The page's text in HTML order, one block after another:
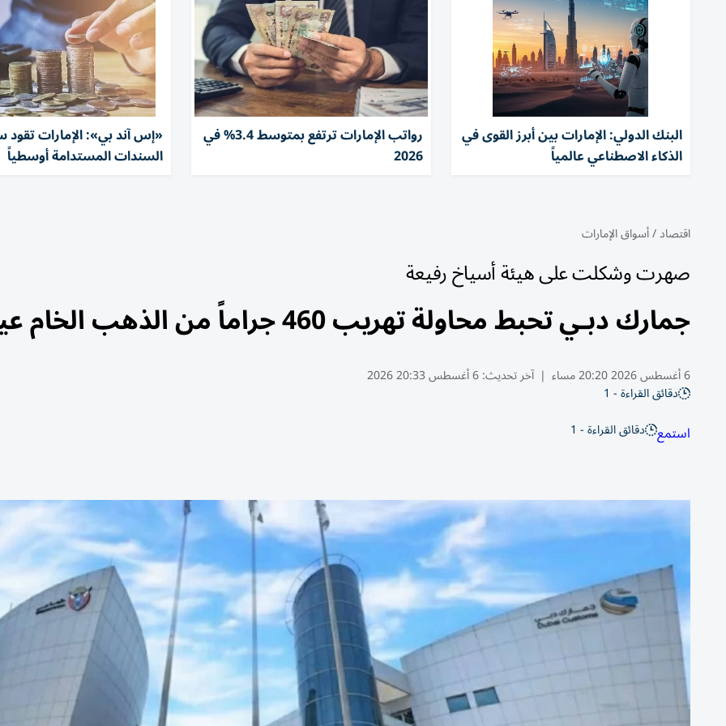
البنك الدولي: الإمارات بين أبرز القوى في
الذكاء الاصطناعي عالمياً
رواتب الإمارات ترتفع بمتوسط 3.4% في
2026
«إس آند بي»: الإمارات
السندات المستدامة أوسطياً
اقتصاد/أسواق الإمارات
صهرت وشكلت على هيئة أسياخ رفيعة
جمارك دبـي تحبط محاولة تهريب 460 جراماً من الذهب الخام عيار 24
6 أغسطس 2026 20:20 مساء | آخر تحديث:6 أغسطس 20:33 2026
دقائق القراءة - 1
استمع دقائق القراءة - 1